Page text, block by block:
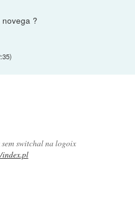
?
)
switchal na logoix